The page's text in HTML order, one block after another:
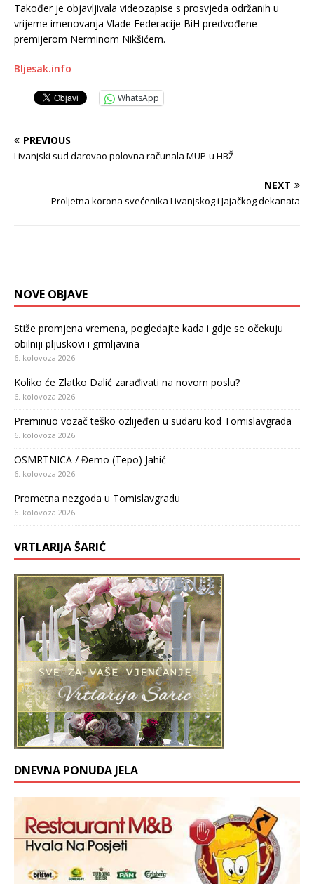
Također je objavljivala videozapise s prosvjeda održanih u
vrijeme imenovanja Vlade Federacije BiH predvođene
premijerom Nerminom Nikšićem.
Bljesak.info
WhatsApp
PREVIOUS
Livanjski sud darovao polovna računala MUP-u HBŽ
NEXT
Proljetna korona svećenika Livanjskog i Jajačkog dekanata
NOVE OBJAVE
Stiže promjena vremena, pogledajte kada i gdje se očekuju
obilniji pljuskovi i grmljavina
6. kolovoza 2026.
Koliko će Zlatko Dalić zarađivati na novom poslu?
6. kolovoza 2026.
Preminuo vozač teško ozlijeđen u sudaru kod Tomislavgrada
6. kolovoza 2026.
OSMRTNICA / Đemo (Tepo) Jahić
6. kolovoza 2026.
Prometna nezgoda u Tomislavgradu
6. kolovoza 2026.
VRTLARIJA ŠARIĆ
DNEVNA PONUDA JELA